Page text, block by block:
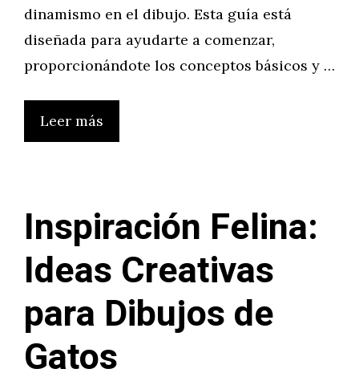
dinamismo en el dibujo. Esta guía está
diseñada para ayudarte a comenzar,
proporcionándote los conceptos básicos y …
Leer más
Inspiración Felina:
Ideas Creativas
para Dibujos de
Gatos